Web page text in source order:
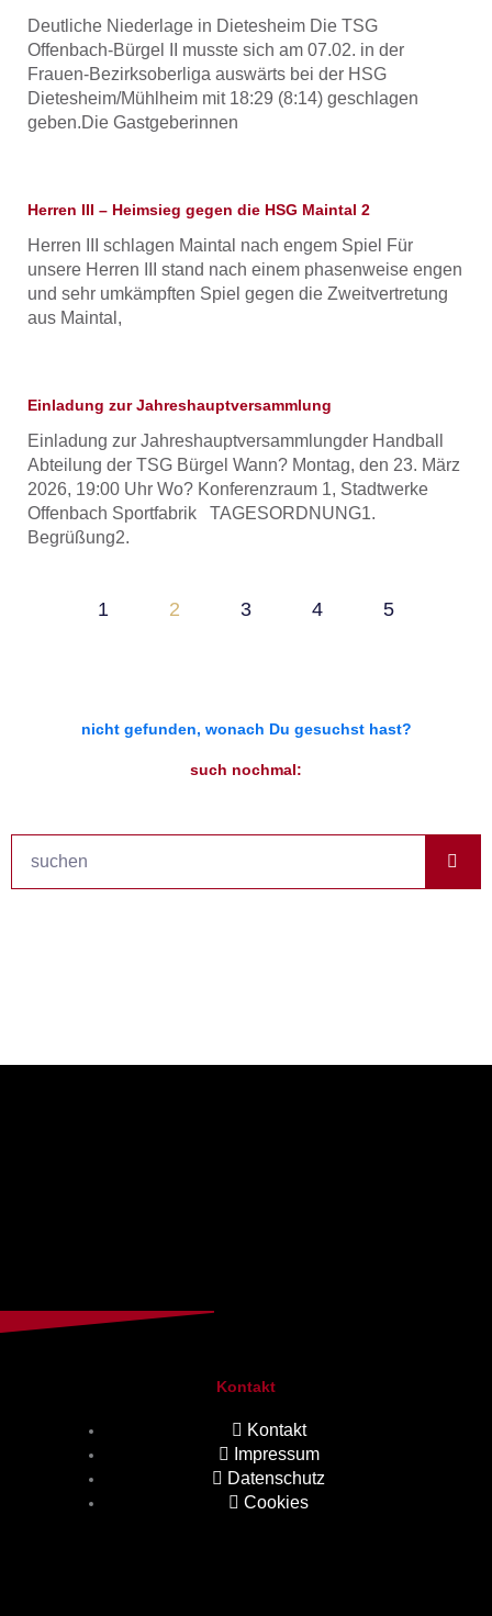
Deutliche Niederlage in Dietesheim Die TSG
Offenbach-Bürgel II musste sich am 07.02. in der
Frauen-Bezirksoberliga auswärts bei der HSG
Dietesheim/Mühlheim mit 18:29 (8:14) geschlagen
geben.Die Gastgeberinnen
Herren III – Heimsieg gegen die HSG Maintal 2
Herren III schlagen Maintal nach engem Spiel Für
unsere Herren III stand nach einem phasenweise engen
und sehr umkämpften Spiel gegen die Zweitvertretung
aus Maintal,
Einladung zur Jahreshauptversammlung
Einladung zur Jahreshauptversammlungder Handball
Abteilung der TSG Bürgel Wann? Montag, den 23. März
2026, 19:00 Uhr Wo? Konferenzraum 1, Stadtwerke
Offenbach Sportfabrik TAGESORDNUNG1.
Begrüßung2.
1 2 3 4 5
nicht gefunden, wonach Du gesuchst hast?
such nochmal:
Kontakt
Kontakt
Impressum
Datenschutz
Cookies